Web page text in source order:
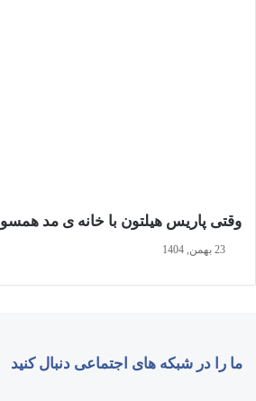
وقتی پاریس هیلتون با خانه‌ ی مد
23 بهمن, 1404
ما را در شبکه های اجتماعی دنبال کنید